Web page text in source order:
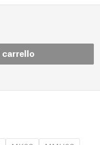
carrello